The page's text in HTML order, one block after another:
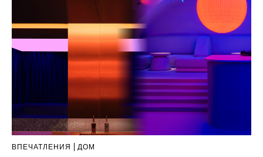
ВПЕЧАТЛЕНИЯ ДОМ